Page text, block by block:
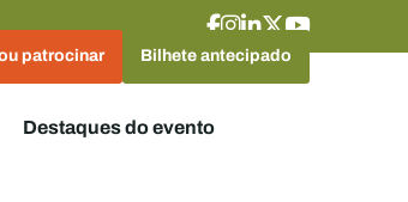
patrocinar Bilhete antecipado
Destaques do evento